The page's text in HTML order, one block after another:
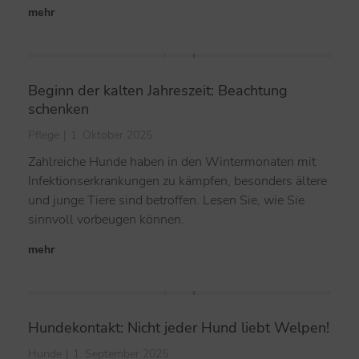
mehr
Beginn der kalten Jahreszeit: Beachtung
schenken
Pflege 1. Oktober 2025
Zahlreiche Hunde haben in den Wintermonaten mit
Infektionserkrankungen zu kämpfen, besonders ältere
und junge Tiere sind betroffen. Lesen Sie, wie Sie
sinnvoll vorbeugen können.
mehr
Hundekontakt: Nicht jeder Hund liebt Welpen!
Hunde 1. September 2025